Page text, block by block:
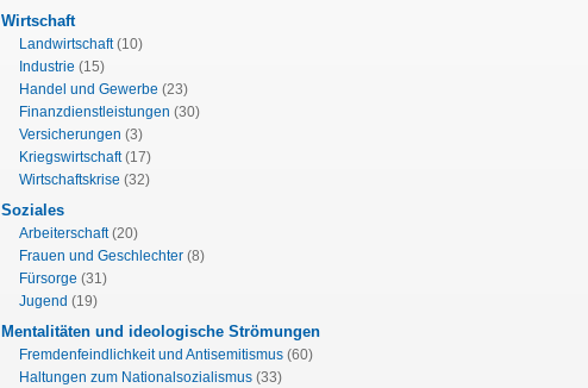
Wirtschaft
Landwirtschaft(10)
Industrie (15)
Handel und Gewerbe (23)
Finanzdienstleistungen (30)
Versicherungen (3)
Kriegswirtschaft(17)
Wirtschaftskrise (32)
Soziales
Arbeiterschaft(20)
Frauen und Geschlechter (8)
Fürsorge (31)
Jugend (19)
Mentalitäten und ideologische Strömungen
Fremdenfeindlichkeit und Antisemitismus (60)
Haltungen zum Nationalsozialismus (33)